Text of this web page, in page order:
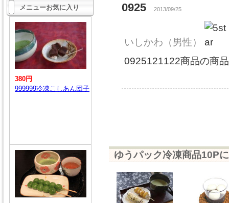
0925 2013/09/25
いしかわ （男性）
0925121122商品の商
ゆうパック冷凍商品10P
メニューお気に入り
380円
999999冷凍こしあん団子